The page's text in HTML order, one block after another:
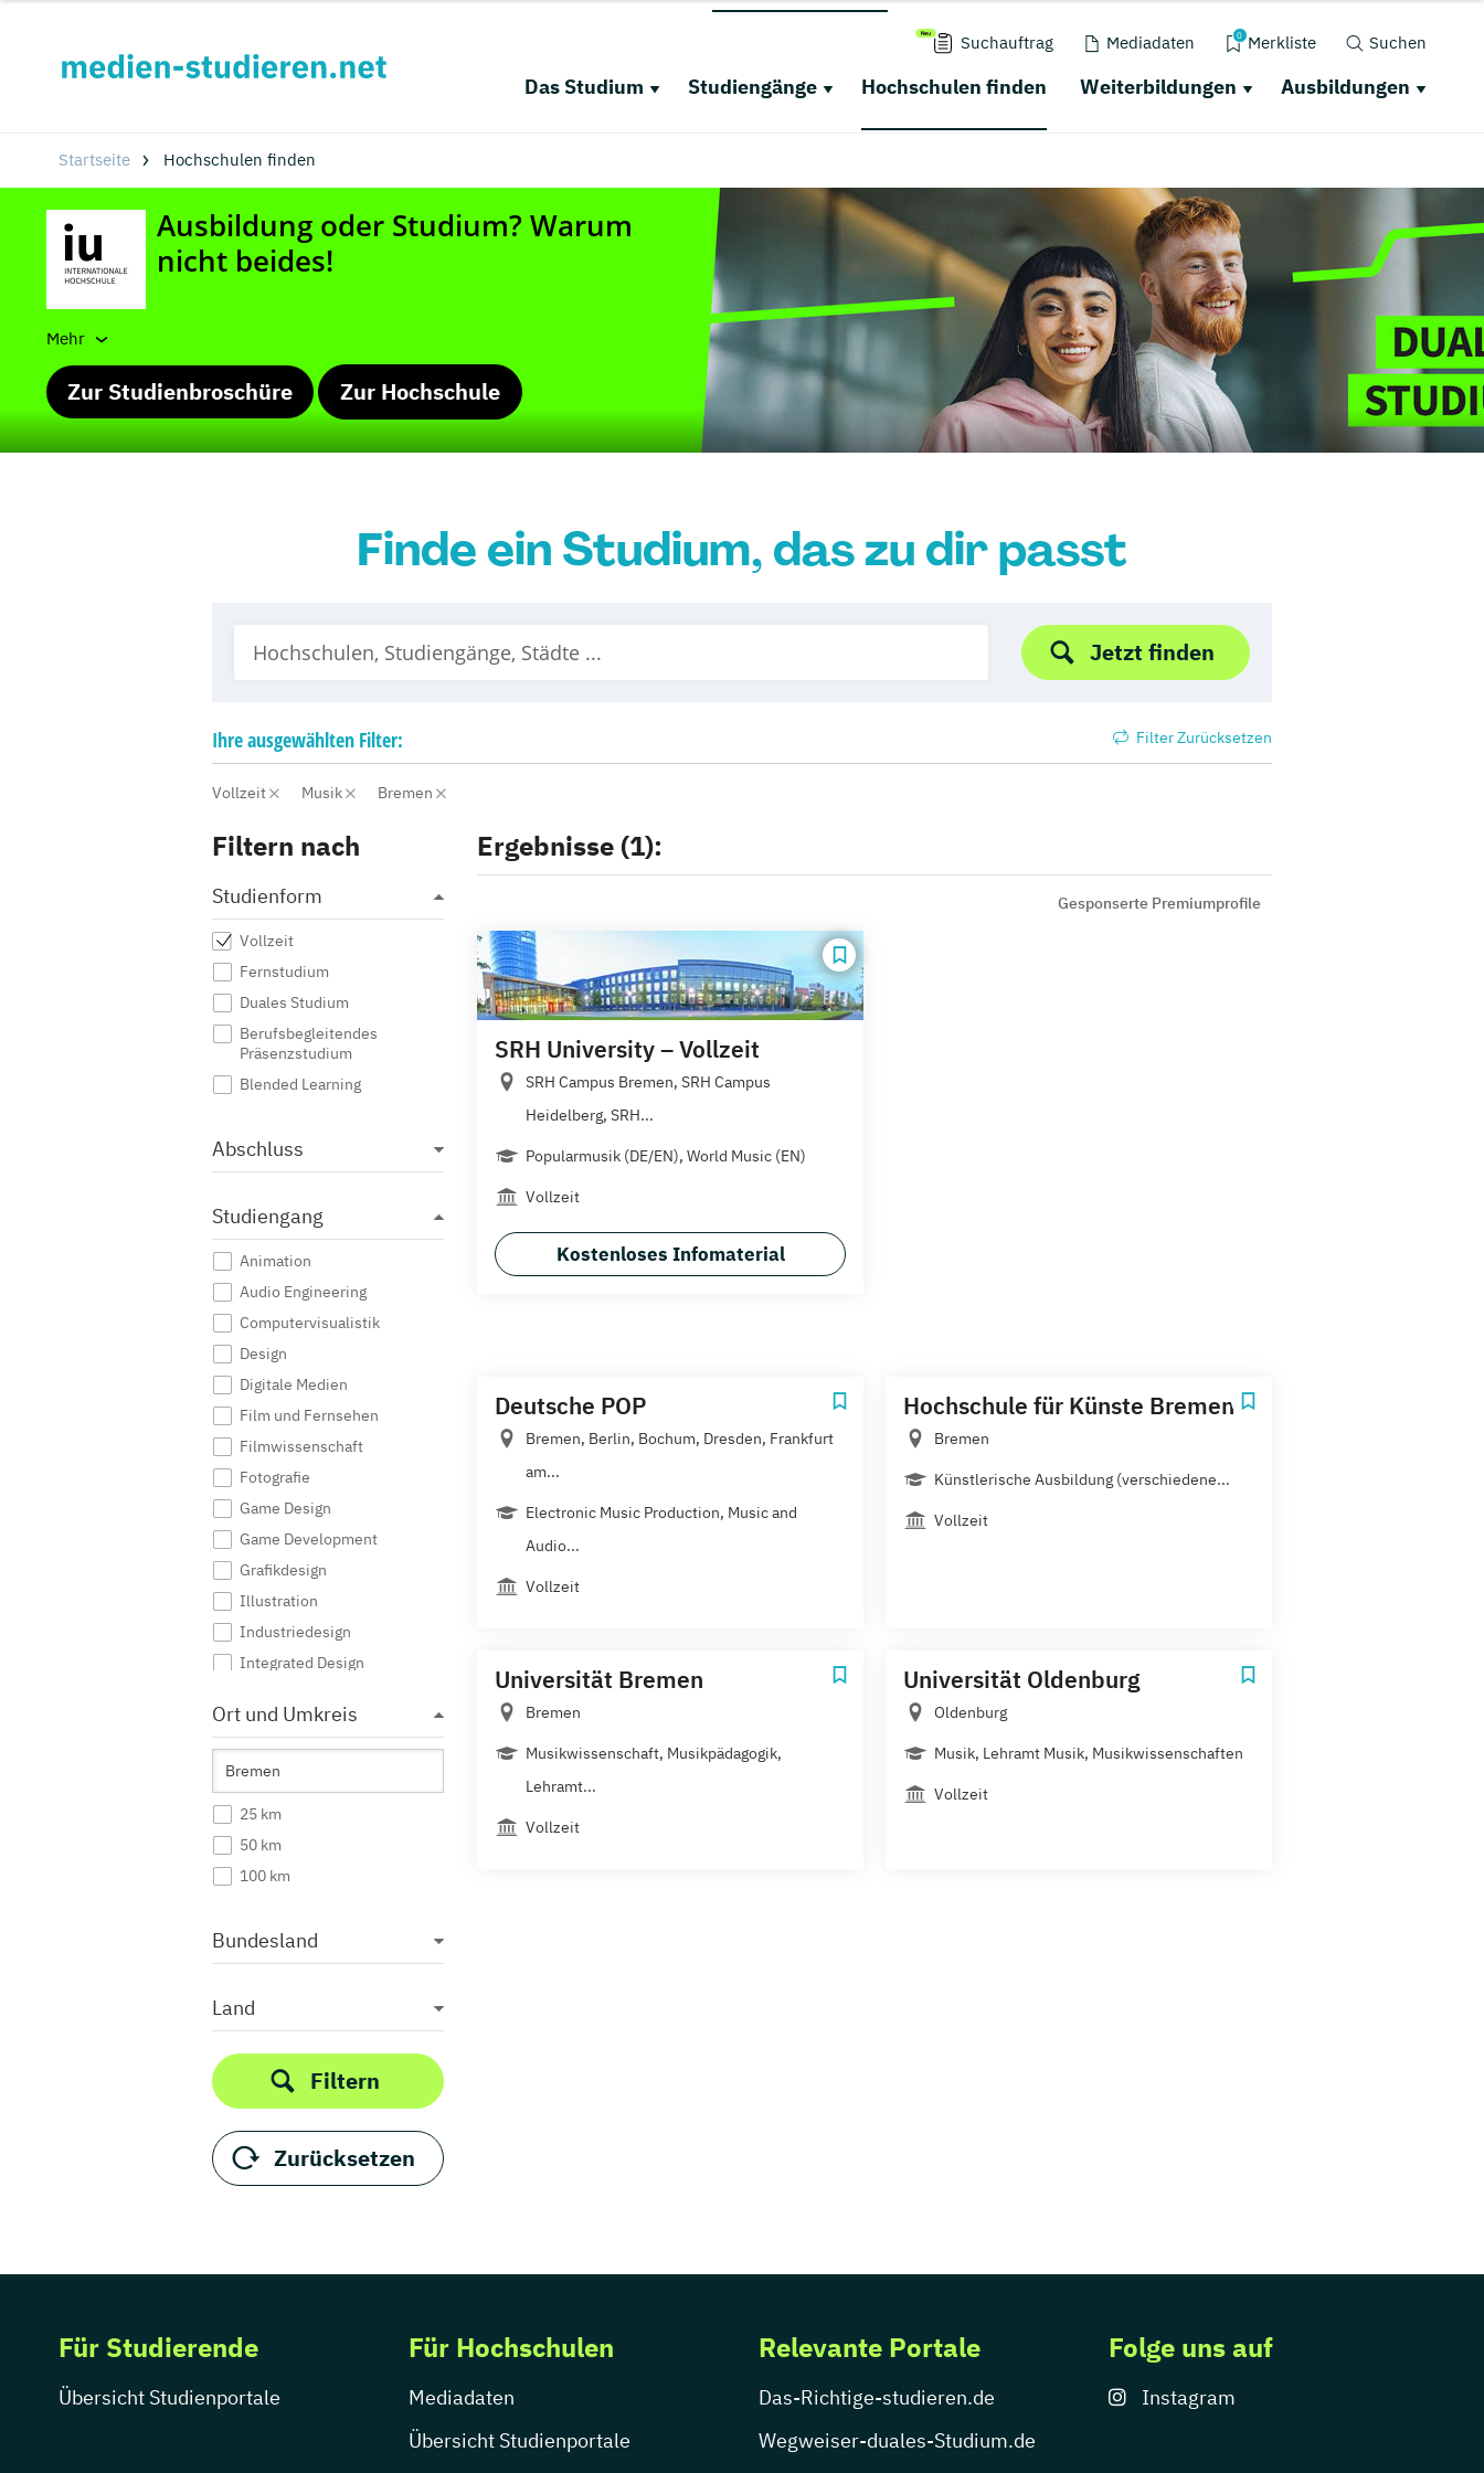
Suchauftrag Mediadaten 0 Merkliste Suchen
Das Studium Studiengänge Hochschulen finden Weiterbildungen Ausbildungen
Startseite Hochschulen finden
Mehr
Zur Studienbroschüre Zur Hochschule
Finde ein Studium, das zu dir passt
Jetzt finden
Ihreausgewählten Filter: Filter Zurücksetzen
Vollzeit Musik Bremen
Filtern nach
Studienform
Vollzeit
Fernstudium
Duales Studium
Berufsbegleitendes
Präsenzstudium
Blended Learning
Abschluss
Studiengang
Animation
Audio Engineering
Computervisualistik
Design
Digitale Medien
Film und Fernsehen
Filmwissenschaft
Fotografie
Game Design
Game Development
Grafikdesign
Illustration
Industriedesign
Integrated Design
Journalismus
Kommunikationsdesign
Kommunikationswissenschaft
Kreatives Schreiben
Kunst
Kunstgeschichte
Medieninformatik
Medienkommunikation
Medienwirtschaft
Medienmanagement
Medienpädagogik
Medienproduktion
Medienpsychologie
Medienwissenschaft
Musik
Musikproduktion
Ort und Umkreis
25 km
50 km
100 km
Bundesland
Land
Filtern
Zurücksetzen
Ergebnisse (1):
Gesponserte Premiumprofile
SRH University – Vollzeit
SRH Campus Bremen, SRH Campus
Heidelberg, SRH...
Popularmusik (DE/EN), World Music (EN)
Vollzeit
Kostenloses Infomaterial
Deutsche POP
Bremen, Berlin, Bochum, Dresden, Frankfurt
am...
Electronic Music Production, Music and
Audio...
Vollzeit
Hochschule für Künste Bremen
Bremen
Künstlerische Ausbildung (verschiedene...
Vollzeit
Universität Bremen
Bremen
Musikwissenschaft, Musikpädagogik,
Lehramt...
Vollzeit
Universität Oldenburg
Oldenburg
Musik, Lehramt Musik, Musikwissenschaften
Vollzeit
Für Studierende
Übersicht Studienportale
Für Hochschulen
Mediadaten
Übersicht Studienportale
Relevante Portale
Das-Richtige-studieren.de
Wegweiser-duales-Studium.de
Folge uns auf
Instagram